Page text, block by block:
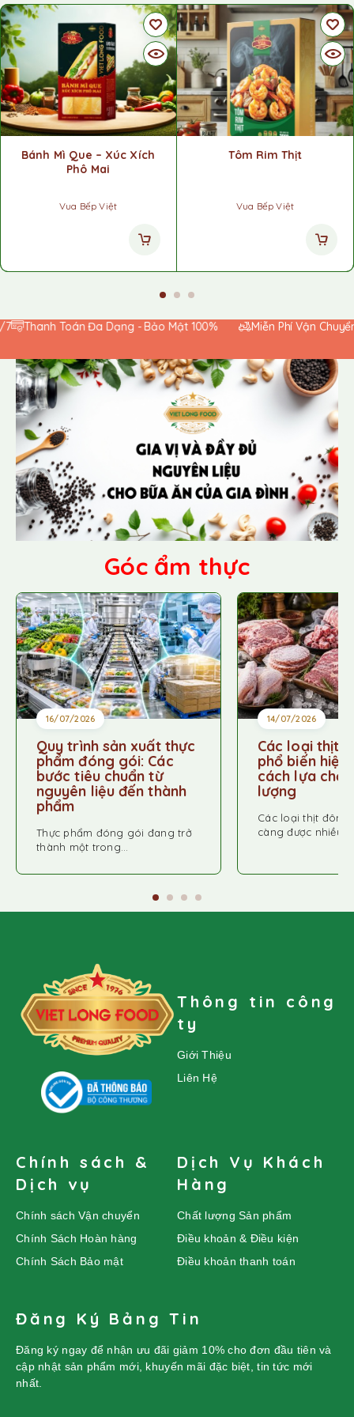
Bánh Mì Que – Xúc Xích
Phô Mai
Vua Bếp Việt
Tôm Rim Thịt
Vua Bếp Việt
Thanh Toán Đa Dạng - Bảo Mật 100% Miễn Phí Vận Chuyển
Góc ẩm thực
16/07/2026
Quy trình sản xuất thực
phẩm đóng gói: Các
bước tiêu chuẩn từ
nguyên liệu đến thành
phẩm
Thực phẩm đóng gói đang trở
thành một trong…
14/07/2026
Các loại thịt
phổ biến hiện
cách lựa
lượng
Các loại thịt đông
càng được nhiều…
Thông tin công
ty
Giới Thiệu
Liên Hệ
Chính sách &
Dịch vụ
Chính sách Vận chuyển
Chính Sách Hoàn hàng
Chính Sách Bảo mật
Dịch Vụ Khách
Hàng
Chất lượng Sản phẩm
Điều khoản & Điều kiện
Điều khoản thanh toán
Đăng Ký Bảng Tin
Đăng ký ngay để nhận ưu đãi giảm 10% cho đơn đầu tiên và
cập nhật sản phẩm mới, khuyến mãi đặc biệt, tin tức mới
nhất.